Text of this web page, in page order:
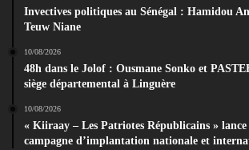
Invectives politiques au Sénégal : Hamidou
Teuw Niane
10/08/2026
48h dans le Jolof : Ousmane Sonko et
siège départemental à Linguère
10/08/2026
« Kiiraay – Les Patriotes Républicains » lance
campagne d’implantation nationale et